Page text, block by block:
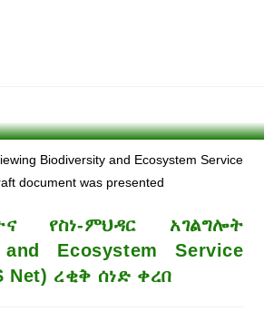
የስነ-ምህዳር አገልግሎት
Ecosystem Service
Net) ረቂቅ ሰነድ ቀረበ